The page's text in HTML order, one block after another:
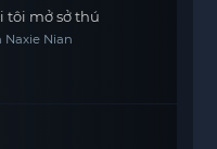
tôi mở sở thú
Nian